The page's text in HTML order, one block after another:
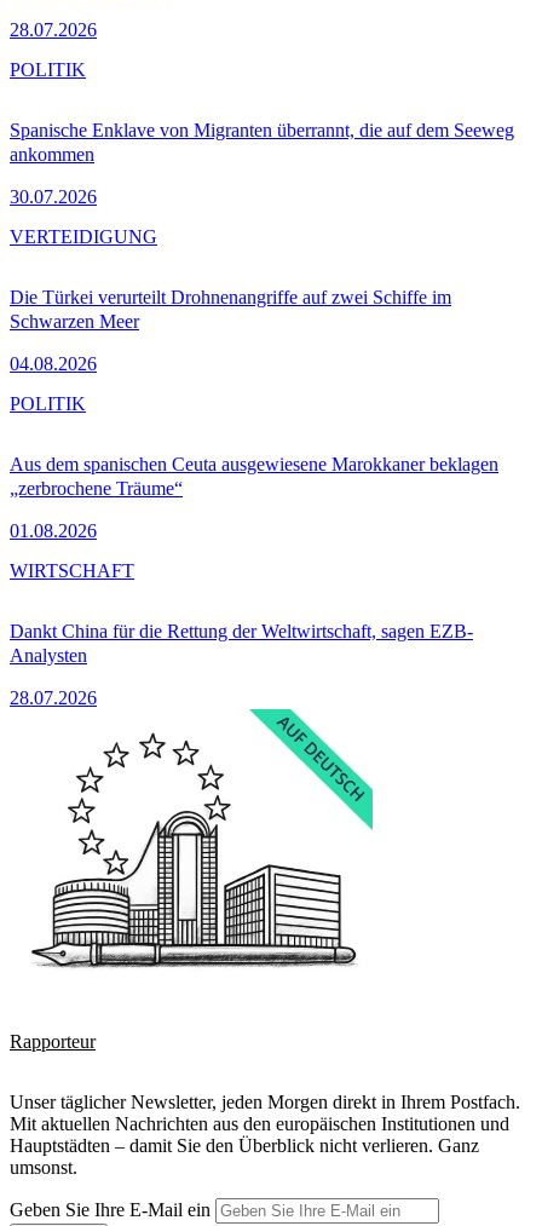
28.07.2026
Spanische Enklave von Migranten überrannt, die auf dem Seeweg
ankommen
30.07.2026
POLITIK
Die Türkei verurteilt Drohnenangriffe auf zwei Schiffe im
Schwarzen Meer
04.08.2026
VERTEIDIGUNG
Aus dem spanischen Ceuta ausgewiesene Marokkaner beklagen
„zerbrochene Träume“
01.08.2026
POLITIK
Dankt China für die Rettung der Weltwirtschaft, sagen EZB-
Analysten
28.07.2026
WIRTSCHAFT
Rapporteur
Unser täglicher Newsletter, jeden Morgen direkt in Ihrem Postfach.
Mit aktuellen Nachrichten aus den europäischen Institutionen und
Hauptstädten – damit Sie den Überblick nicht verlieren. Ganz
umsonst.
Geben Sie Ihre E-Mail ein